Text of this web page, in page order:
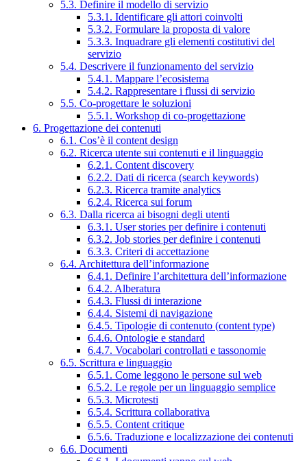
5.3. Definire il modello di servizio
5.3.1. Identificare gli attori coinvolti
5.3.2. Formulare la proposta di valore
5.3.3. Inquadrare gli elementi costitutivi del
servizio
5.4. Descrivere il funzionamento del servizio
5.4.1. Mappare l’ecosistema
5.4.2. Rappresentare i flussi di servizio
5.5. Co-progettare le soluzioni
5.5.1. Workshop di co-progettazione
6. Progettazione dei contenuti
6.1. Cos’è il content design
6.2. Ricerca utente sui contenuti e il linguaggio
6.2.1. Content discovery
6.2.2. Dati di ricerca (search keywords)
6.2.3. Ricerca tramite analytics
6.2.4. Ricerca sui forum
6.3. Dalla ricerca ai bisogni degli utenti
6.3.1. User stories per definire i contenuti
6.3.2. Job stories per definire i contenuti
6.3.3. Criteri di accettazione
6.4. Architettura dell’informazione
6.4.1. Definire l’architettura dell’informazione
6.4.2. Alberatura
6.4.3. Flussi di interazione
6.4.4. Sistemi di navigazione
6.4.5. Tipologie di contenuto (content type)
6.4.6. Ontologie e standard
6.4.7. Vocabolari controllati e tassonomie
6.5. Scrittura e linguaggio
6.5.1. Come leggono le persone sul web
6.5.2. Le regole per un linguaggio semplice
6.5.3. Microtesti
6.5.4. Scrittura collaborativa
6.5.5. Content critique
6.5.6. Traduzione e localizzazione dei contenuti
6.6. Documenti